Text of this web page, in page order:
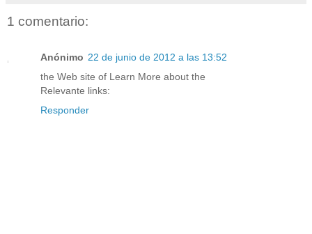
1 comentario:
Anónimo 22 de junio de 2012 a las 13:52
the Web site of Learn More about the
Relevante links:
Responder